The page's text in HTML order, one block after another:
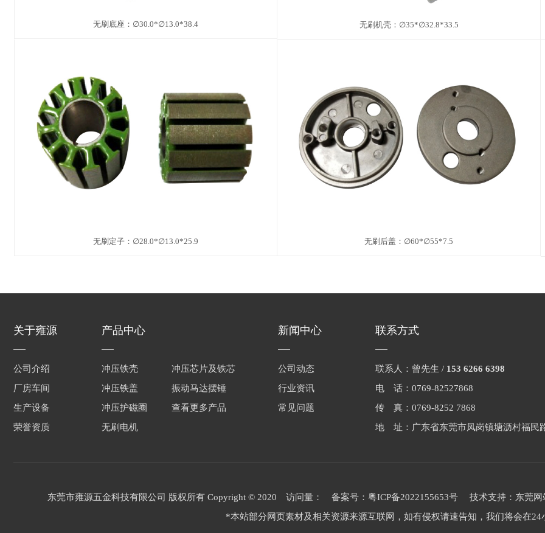
无刷底座：∅30.0*∅13.0*38.4 无刷机壳：∅35*∅32.8*33.5
无刷定子：∅28.0*∅13.0*25.9 无刷后盖：∅60*∅55*7.5
关于雍源
公司介绍
厂房车间
生产设备
荣誉资质
产品中心
冲压铁壳
冲压铁盖
冲压护磁圈
无刷电机
冲压芯片及铁芯
振动马达摆锤
查看更多产品
新闻中心
公司动态
行业资讯
常见问题
联系方式
联系人：曾先生 / 153 6266 6398
电 话：0769-82527868
传 真：0769-8252 7868
地 址：广东省东莞市凤岗镇塘沥村福民
东莞市雍源五金科技有限公司 版权所有 Copyright © 2020 访问量： 备案号： 粤ICP备2022155653号 技术支持： 东莞网
*本站部分网页素材及相关资源来源互联网，如有侵权请速告知，我们将会在